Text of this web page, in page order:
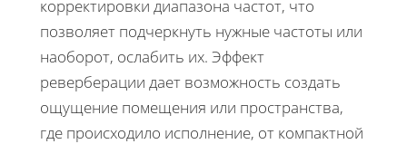
корректировки диапазона частот, что
позволяет подчеркнуть нужные частоты или
наоборот, ослабить их. Эффект
реверберации дает возможность создать
ощущение помещения или пространства,
где происходило исполнение, от компактной